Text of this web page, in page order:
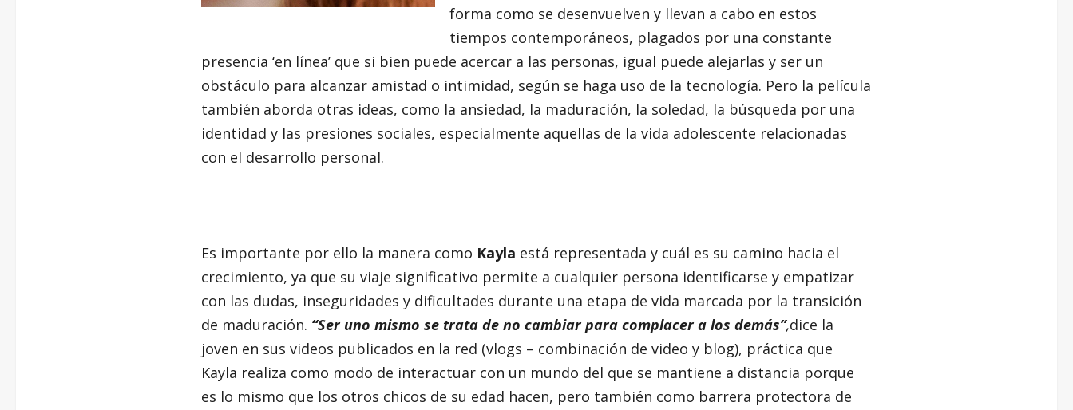
forma como se desenvuelven y llevan a cabo en estos
tiempos contemporáneos, plagados por una constante
presencia ‘en línea’ que si bien puede acercar a las personas, igual puede alejarlas y ser un
obstáculo para alcanzar amistad o intimidad, según se haga uso de la tecnología. Pero la película
también aborda otras ideas, como la ansiedad, la maduración, la soledad, la búsqueda por una
identidad y las presiones sociales, especialmente aquellas de la vida adolescente relacionadas
con el desarrollo personal.
Es importante por ello la manera como Kayla está representada y cuál es su camino hacia el
crecimiento, ya que su viaje significativo permite a cualquier persona identificarse y empatizar
con las dudas, inseguridades y dificultades durante una etapa de vida marcada por la transición
de maduración. “Ser uno mismo se trata de no cambiar para complacer a los demás”,dice la
joven en sus videos publicados en la red (vlogs – combinación de video y blog), práctica que
Kayla realiza como modo de interactuar con un mundo del que se mantiene a distancia porque
es lo mismo que los otros chicos de su edad hacen, pero también como barrera protectora de